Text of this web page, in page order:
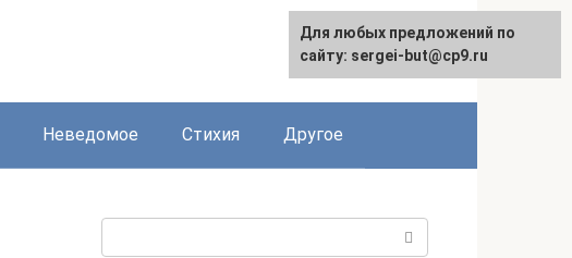
Неведомое Стихия Другое
Для любых предложений по
сайту: sergei-but@cp9.ru